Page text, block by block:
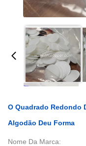
O Quadrado Redondo
Algodão Deu Forma
Nome Da Marca: